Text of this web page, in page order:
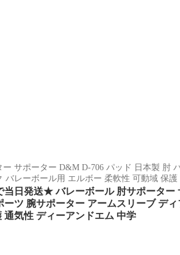
サポーター D&M D-706 パッド 日本製 肘
バレーボール用 エルボー 柔軟性 可動域 保護
日発送★ バレーボール 肘サポーター
ーツ 腕サポーター アームスリーブ デ
通気性 ディーアンドエム 中学